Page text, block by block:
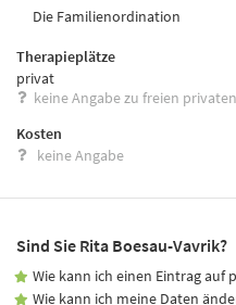
Die Familienordination
Therapieplätze
privat
keine Angabe zu freien
Kosten
keine Angabe
Sind Sie Rita Boesau-Vavrik?
Wie kann ich einen Eintrag
Wie kann ich meine Daten